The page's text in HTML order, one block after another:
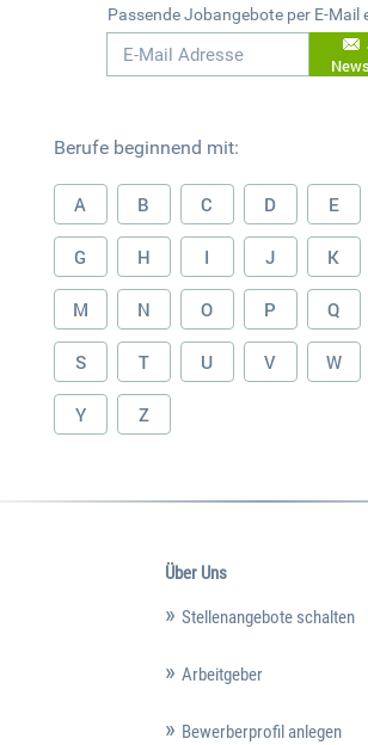
Passende Jobangebote per E-Mail
Berufe beginnend mit:
A B C D E
G H I J K
M N O P Q
S T U V W
Y Z
Über Uns
Stellenangebote schalten
Arbeitgeber
Bewerberprofil anlegen